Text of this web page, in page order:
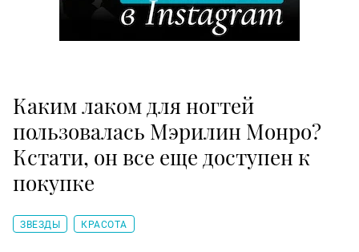
Каким лаком для ногтей
пользовалась Мэрилин Монро?
Кстати, он все еще доступен к
покупке
ЗВЕЗДЫ КРАСОТА